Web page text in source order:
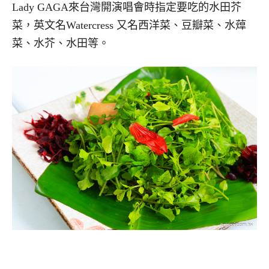
Lady GAGA來台灣開演唱會時指定要吃的水田芥
菜，英文名Watercress 又名西洋菜、豆瓣菜、水蔊
菜、水芥、水田等。